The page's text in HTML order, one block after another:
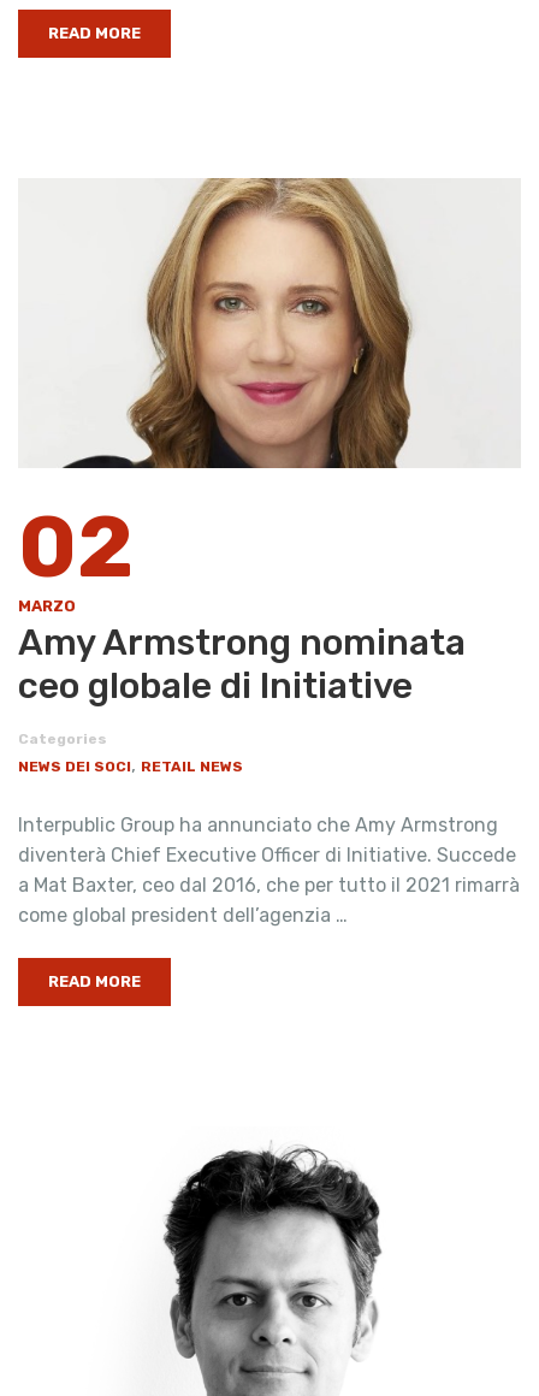
READ MORE
02
MARZO
Amy Armstrong nominata
ceo globale di Initiative
Categories
NEWS DEI SOCI, RETAIL NEWS
Interpublic Group ha annunciato che Amy Armstrong
diventerà Chief Executive Officer di Initiative. Succede
a Mat Baxter, ceo dal 2016, che per tutto il 2021 rimarrà
come global president dell’agenzia …
READ MORE